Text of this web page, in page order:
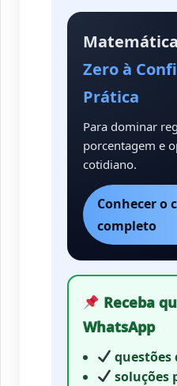
Zero à
Prática
Para dominar
porcentagem e
cotidiano.
Conhecer o
completo
Receba
WhatsApp
questões
soluções